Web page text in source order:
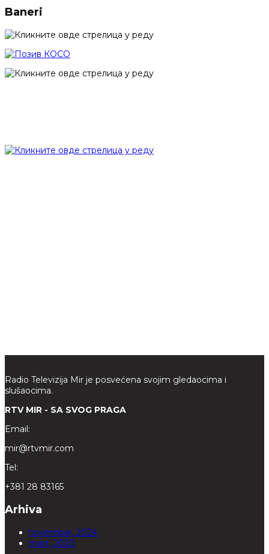
Baneri
Radio Televizija Mir je posvećena svojim gledaocima i
slušaocima.
RTV MIR - SA SVOG PRAGA
Email:
mir@rtvmir.com
Tel:
+381 28 83165
Arhiva
novembar, 2024
mart, 2020